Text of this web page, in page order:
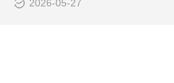
2026-05-27